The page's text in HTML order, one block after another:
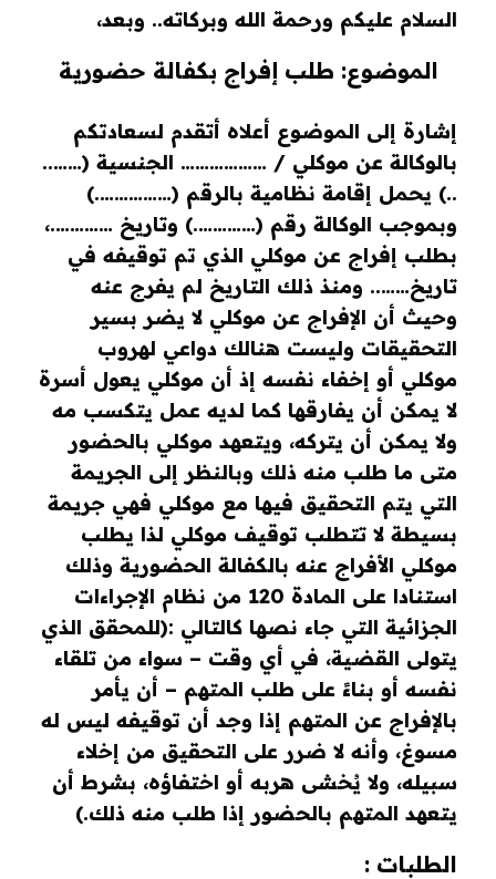
السلام عليكم ورحمة الله وبركاته.. وبعد،
الموضوع: طلب إفراج بكفالة حضورية
إشارة إلى الموضوع أعلاه أتقدم لسعادتكم
بالوكالة عن موكلي / ……………… الجنسية (……..
..) يحمل إقامة نظامية بالرقم (…………….)
وبموجب الوكالة رقم (………….) وتاريخ ………….،
بطلب إفراج عن موكلي الذي تم توقيفه في
تاريخ…….. ومنذ ذلك التاريخ لم يفرج عنه
وحيث أن الإفراج عن موكلي لا يضر بسير
التحقيقات وليست هنالك دواعي لهروب
موكلي أو إخفاء نفسه إذ أن موكلي يعول أسرة
لا يمكن أن يفارقها كما لديه عمل يتكسب مه
ولا يمكن أن يتركه، ويتعهد موكلي بالحضور
متى ما طلب منه ذلك وبالنظر إلى الجريمة
التي يتم التحقيق فيها مع موكلي فهي جريمة
بسيطة لا تتطلب توقيف موكلي لذا يطلب
موكلي الأفراج عنه بالكفالة الحضورية وذلك
استنادا على المادة 120 من نظام الإجراءات
الجزائية التي جاء نصها كالتالي :(للمحقق الذي
يتولى القضية، في أي وقت – سواء من تلقاء
نفسه أو بناءً على طلب المتهم – أن يأمر
بالإفراج عن المتهم إذا وجد أن توقيفه ليس له
مسوغ، وأنه لا ضرر على التحقيق من إخلاء
سبيله، ولا يُخشى هربه أو اختفاؤه، بشرط أن
يتعهد المتهم بالحضور إذا طلب منه ذلك.)
الطلبات :